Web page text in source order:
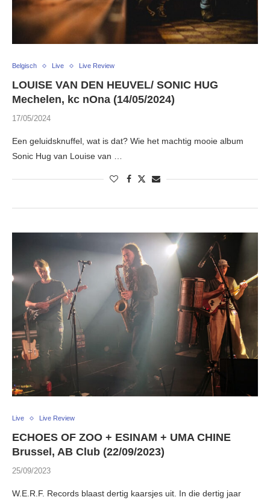
Belgisch Live Live Review
LOUISE VAN DEN HEUVEL/ SONIC HUG
Mechelen, kc nOna (14/05/2024)
17/05/2024
Een geluidsknuffel, wat is dat? Wie het machtig mooie album
Sonic Hug van Louise van …
Live Live Review
ECHOES OF ZOO + ESINAM + UMA CHINE
Brussel, AB Club (22/09/2023)
25/09/2023
W.E.R.F. Records blaast dertig kaarsjes uit. In die dertig jaar